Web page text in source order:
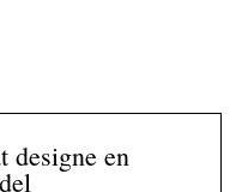
designe en